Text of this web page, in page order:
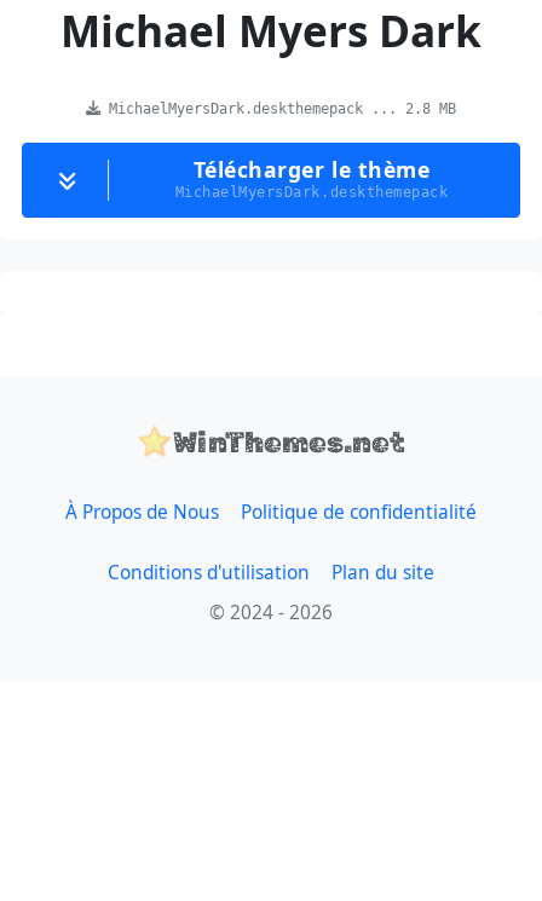
Michael Myers Dark
MichaelMyersDark.deskthemepack ... 2.8 MB
Télécharger le thème
MichaelMyersDark.deskthemepack
WinThemes.net
À Propos de Nous Politique de confidentialité
Conditions d'utilisation
Plan du site
© 2024 - 2026